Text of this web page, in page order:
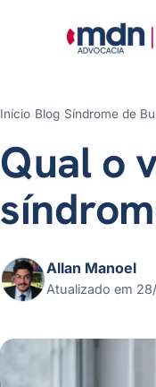
Início›Blog›Síndrome de
Qual o
Allan Manoel
Atualizado em